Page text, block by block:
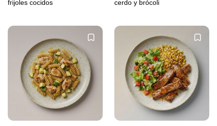
frijoles cocidos
cerdo y brócoli